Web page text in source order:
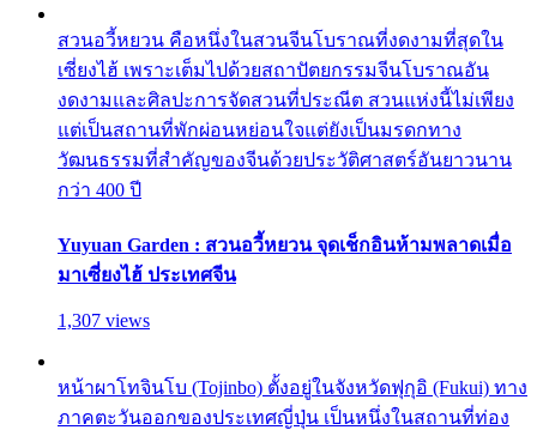
สวนอวี้หยวน คือหนึ่งในสวนจีนโบราณที่งดงามที่สุดใน
เซี่ยงไฮ้ เพราะเต็มไปด้วยสถาปัตยกรรมจีนโบราณอัน
งดงามและศิลปะการจัดสวนที่ประณีต สวนแห่งนี้ไม่เพียง
แต่เป็นสถานที่พักผ่อนหย่อนใจแต่ยังเป็นมรดกทาง
วัฒนธรรมที่สำคัญของจีนด้วยประวัติศาสตร์อันยาวนาน
กว่า 400 ปี
Yuyuan Garden : สวนอวี้หยวน จุดเช็กอินห้ามพลาดเมื่อ
มาเซี่ยงไฮ้ ประเทศจีน
1,307 views
หน้าผาโทจินโบ (Tojinbo) ตั้งอยู่ในจังหวัดฟุกุอิ (Fukui) ทาง
ภาคตะวันออกของประเทศญี่ปุ่น เป็นหนึ่งในสถานที่ท่อง